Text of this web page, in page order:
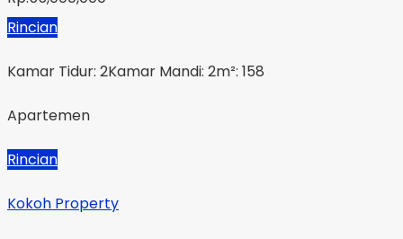
Rincian
Kamar Tidur: 2Kamar Mandi: 2m²: 158
Apartemen
Rincian
Kokoh Property